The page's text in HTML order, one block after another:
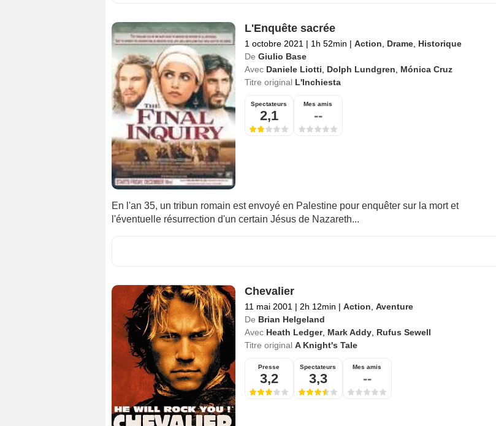
L'Enquête sacrée
1 octobre 2021 | 1h 52min | Action Drame, Historique
De Giulio Base
Avec Daniele Liotti Dolph Lundgren
Mónica Cruz
Titre original L'Inchiesta
Spectateurs
2,1
Mes amis
--
En l'an 35, un tribun romain est envoyé en Palestine pour enquêter sur la mort et
l'éventuelle résurrection d'un certain Jésus de Nazareth...
Chevalier
11 mai 2001 | 2h 12min | Action, Aventure
De Brian Helgeland
Avec Heath Ledger, Mark Addy, Rufus Sewell
Titre original A Knight's Tale
Presse
3,2
Spectateurs
3,3
Mes amis
--